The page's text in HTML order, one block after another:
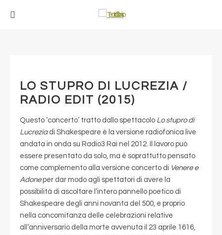
LO STUPRO DI LUCREZIA /
RADIO EDIT (2015)
Questo ‘concerto’ tratto dallo spettacolo Lo stupro di
Lucreziadi Shakespeare è la versione radiofonica live
andata in onda su Radio3 Rai nel 2012. Il lavoro può
essere presentato da solo, ma è soprattutto pensato
come complemento alla versione concerto di Venere e
Adoneper dar modo agli spettatori di avere la
possibilità di ascoltare l’intero pannello poetico di
Shakespeare degli anni novanta del 500, e proprio
nella concomitanza delle celebrazioni relative
all’anniversario della morte avvenuta il 23 aprile 1616,